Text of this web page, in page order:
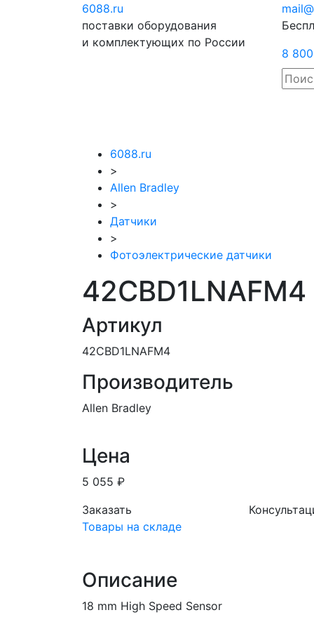
6088.ru
поставки оборудования
и комплектующих по России
8
6088.ru
>
Allen Bradley
>
Датчики
>
Фотоэлектрические датчики
Артикул
42CBD1LNAFM4
Производитель
Allen Bradley
Цена
5 055 ₽
Заказать
Товары на складе
Описание
18 mm High Speed Sensor
Отправить